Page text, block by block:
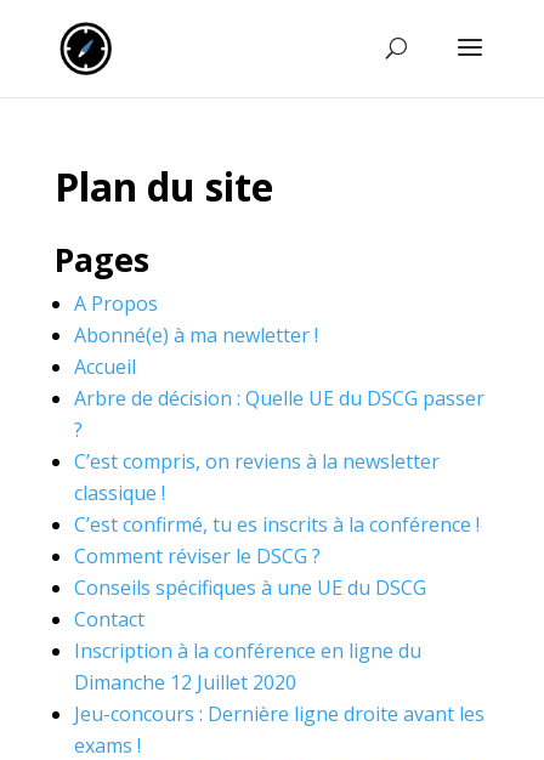
Plan du site
Pages
A Propos
Abonné(e) à ma newletter !
Accueil
Arbre de décision : Quelle UE du DSCG passer
?
C’est compris, on reviens à la newsletter
classique !
C’est confirmé, tu es inscrits à la conférence !
Comment réviser le DSCG ?
Conseils spécifiques à une UE du DSCG
Contact
Inscription à la conférence en ligne du
Dimanche 12 Juillet 2020
Jeu-concours : Dernière ligne droite avant les
exams !